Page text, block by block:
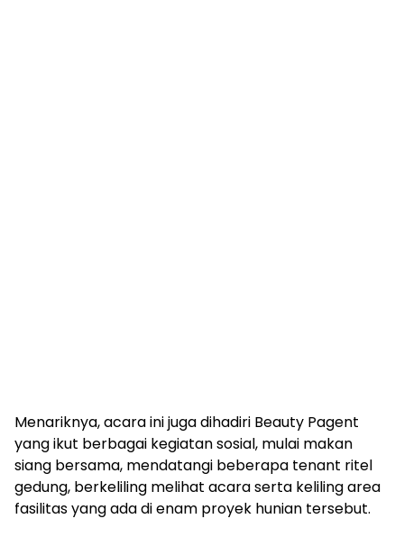
Menariknya, acara ini juga dihadiri Beauty Pagent
yang ikut berbagai kegiatan sosial, mulai makan
siang bersama, mendatangi beberapa tenant ritel
gedung, berkeliling melihat acara serta keliling area
fasilitas yang ada di enam proyek hunian tersebut.